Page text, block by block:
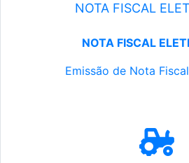
NOTA FISCAL
NOTA FISCAL
Emissão de Nota